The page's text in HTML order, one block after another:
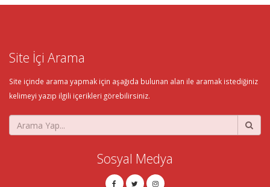
Site İçi Arama
Site içinde arama yapmak için aşağıda bulunan alan ile aramak istediğiniz
kelimeyi yazıp ilgili içerikleri görebilirsiniz.
Sosyal Medya